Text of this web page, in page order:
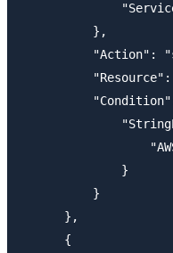
          },
"Action":
              }
          }
      },
      {